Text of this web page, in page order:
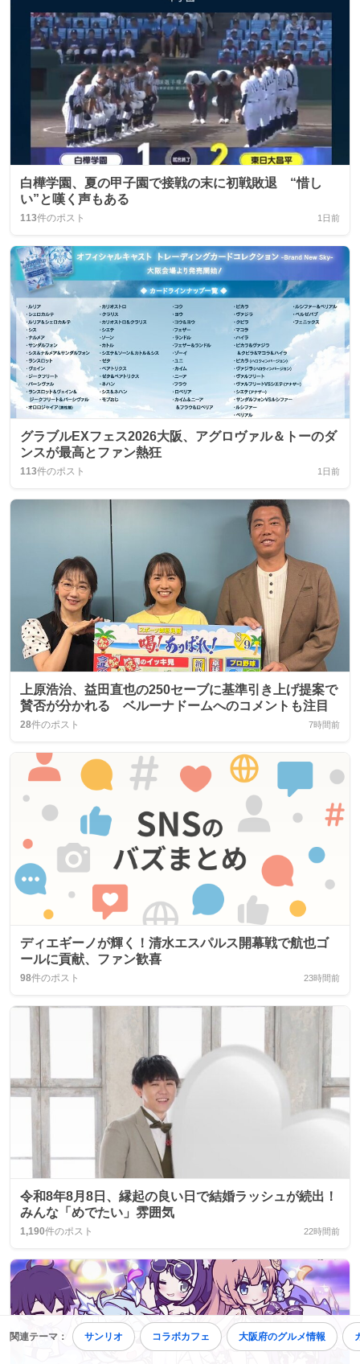
関連テーマ： サンリオ コラボカフェ 大阪府のグルメ情報
白樺学園、夏の甲子園で接戦の末に初戦敗退 “惜し
い”と嘆く声もある
113件のポスト 1日前
グラブルEXフェス2026大阪、アグロヴァル＆トーのダ
ンスが最高とファン熱狂
113件のポスト 1日前
上原浩治、益田直也の250セーブに基準引き上げ提案で
賛否が分かれる ベルーナドームへのコメントも注目
28件のポスト 7時間前
ディエギーノが輝く！清水エスパルス開幕戦で航也ゴ
ールに貢献、ファン歓喜
98件のポスト 23時間前
令和8年8月8日、縁起の良い日で結婚ラッシュが続出！
みんな「めでたい」雰囲気
1,190件のポスト 22時間前